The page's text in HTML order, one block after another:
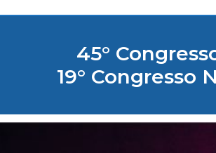
45°
19° Congresso